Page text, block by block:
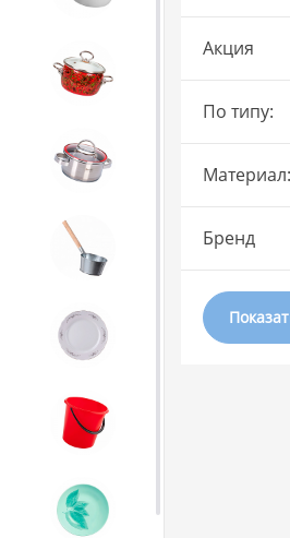
4.
хозтовары
5. Посуда из
6. Хозтовары из
7. Посуда из
КЕРАМИКИ
Акция
По типу:
Материал:
Бренд